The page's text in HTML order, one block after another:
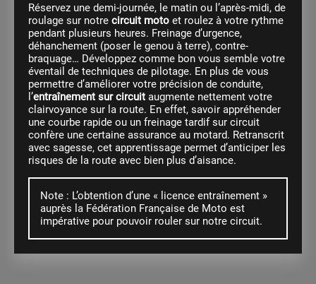
Réservez une demi-journée, le matin ou l’après-midi, de
roulage sur notre circuit moto et roulez à votre rythme
pendant plusieurs heures. Freinage d’urgence,
déhanchement (poser le genou à terre), contre-
braquage… Développez comme bon vous semble votre
éventail de techniques de pilotage. En plus de vous
permettre d’améliorer votre précision de conduite,
l’entraînement sur circuit augmente nettement votre
clairvoyance sur la route. En effet, savoir appréhender
une courbe rapide ou un freinage tardif sur circuit
confère une certaine assurance au motard. Retranscrit
avec sagesse, cet apprentissage permet d’anticiper les
risques de la route avec bien plus d’aisance.
Note : L’obtention d’une « licence entraînement »
auprès la Fédération Française de Moto est
impérative pour pouvoir rouler sur notre circuit.